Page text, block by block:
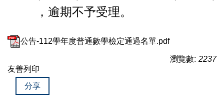
，逾期不予受理。
公告-112學年度普通數學檢定通過名單.pdf
瀏覽數: 2237
友善列印
分享